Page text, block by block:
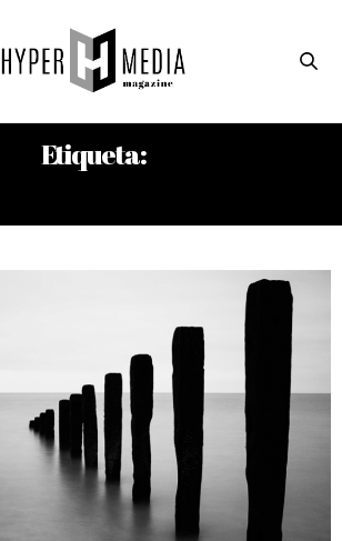
Etiqueta: